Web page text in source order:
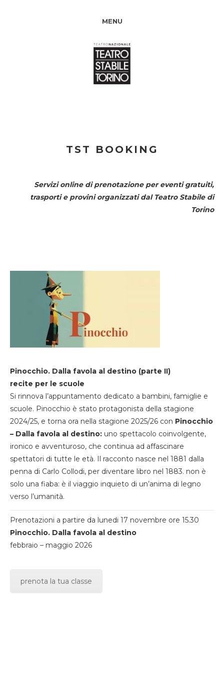
MENU
TST BOOKING
Servizi online di prenotazione per eventi gratuiti,
trasporti e provini organizzati dal Teatro Stabile di
Torino
Pinocchio. Dalla favola al destino (parte II)
recite per le scuole
Si rinnova l’appuntamento dedicato a bambini, famiglie e
scuole. Pinocchio è stato protagonista della stagione
2024/25, e torna ora nella stagione 2025/26 con Pinocchio
– Dalla favola al destino: uno spettacolo coinvolgente,
ironico e avventuroso, che continua ad affascinare
spettatori di tutte le età. Il racconto nasce nel 1881 dalla
penna di Carlo Collodi, per diventare libro nel 1883. non è
solo una fiaba: è il viaggio inquieto di un’anima di legno
verso l’umanità.
Prenotazioni a partire da lunedi 17 novembre ore 15.30
Pinocchio. Dalla favola al destino
febbraio – maggio 2026
prenota la tua classe